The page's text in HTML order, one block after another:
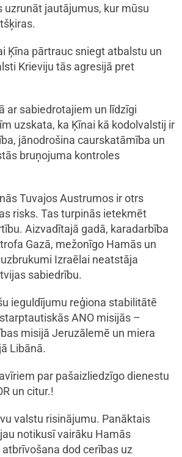
uzrunāt jautājumus, kur mūsu
Ķīna pārtrauc sniegt atbalstu un
Krieviju tās agresijā pret
ar sabiedrotajiem un līdzīgi
uzskata, ka Ķīnai kā kodolvalstij ir
jānodrošina caurskatāmība un
bruņojuma kontroles
Tuvajos Austrumos ir otrs
risks. Tas turpinās ietekmēt
Aizvadītajā gadā, karadarbība
Gazā, mežonīgo Hamās un
Izraēlai neatstāja
sabiedrību.
ieguldījumu reģiona stabilitātē
ANO misijās –
misijā Jeruzālemē un miera
Libānā.
par pašaizliedzīgo dienestu
un citur.!
valstu risinājumu. Panāktais
notikusī vairāku Hamās
dod cerības uz